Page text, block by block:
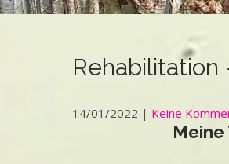
Rehabilitation
14/01/2022 | Keine
Meine